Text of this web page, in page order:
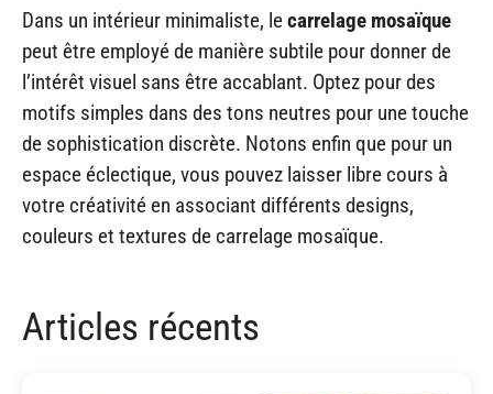
Dans un intérieur minimaliste, lecarrelage mosaïque
peut être employé de manière subtile pour donner de
l’intérêt visuel sans être accablant. Optez pour des
motifs simples dans des tons neutres pour une touche
de sophistication discrète. Notons enfin que pour un
espace éclectique, vous pouvez laisser libre cours à
votre créativité en associant différents designs,
couleurs et textures de carrelage mosaïque.
Articles récents